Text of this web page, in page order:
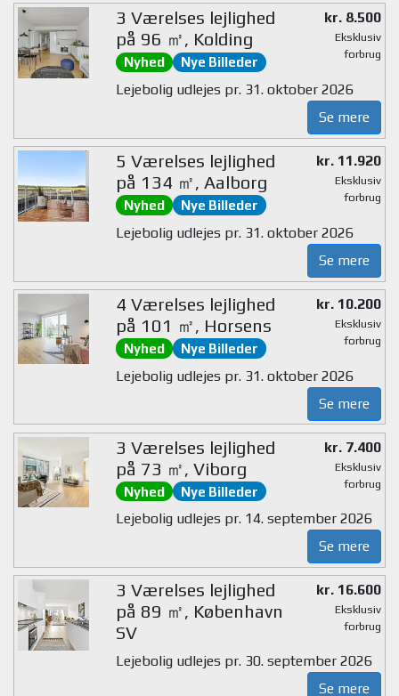
3 Værelses lejlighed
på 96 ㎡, Kolding
Nyhed Nye Billeder
kr. 8.500
Eksklusiv
forbrug
Lejebolig udlejes pr. 31. oktober 2026
Se mere
5 Værelses lejlighed
på 134 ㎡, Aalborg
Nyhed Nye Billeder
kr. 11.920
Eksklusiv
forbrug
Lejebolig udlejes pr. 31. oktober 2026
Se mere
4 Værelses lejlighed
på 101 ㎡, Horsens
Nyhed Nye Billeder
kr. 10.200
Eksklusiv
forbrug
Lejebolig udlejes pr. 31. oktober 2026
Se mere
3 Værelses lejlighed
på 73 ㎡, Viborg
Nyhed Nye Billeder
kr. 7.400
Eksklusiv
forbrug
Lejebolig udlejes pr. 14. september 2026
Se mere
3 Værelses lejlighed
på 89 ㎡, København
SV
kr. 16.600
Eksklusiv
forbrug
Lejebolig udlejes pr. 30. september 2026
Se mere